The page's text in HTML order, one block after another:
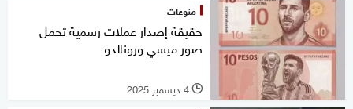
منوعات
حقيقة إصدار عملات رسمية تحمل
صور ميسي ورونالدو
l 4 ديسمبر 2025